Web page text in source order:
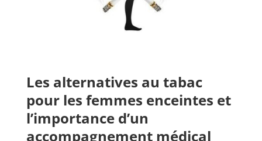
Les alternatives au tabac
pour les femmes enceintes et
l’importance d’un
accompagnement médical